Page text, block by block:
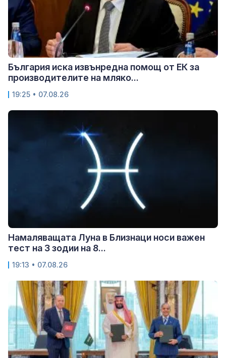
България иска извънредна помощ от ЕК за
производителите на мляко...
19:25 • 07.08.26
Намаляващата Луна в Близнаци носи важен
тест на 3 зодии на 8...
19:13 • 07.08.26